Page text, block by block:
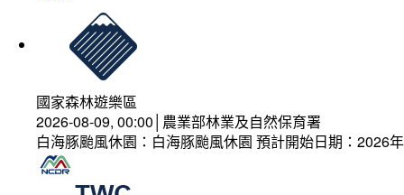
國家森林遊樂區
2026-08-09, 00:00│農業部林業及自然保育署
白海豚颱風休園：白海豚颱風休園 預計開始日期：2026